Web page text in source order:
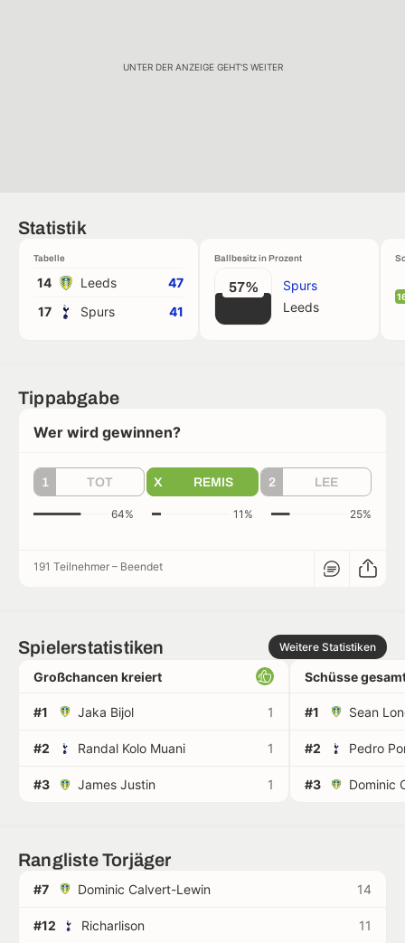
UNTER DER ANZEIGE GEHT'S WEITER
Statistik
Tabelle
14 Leeds
47
17
Spurs 41
Ballbesitz in Prozent
57%
Spurs
Leeds
Tippabgabe
Wer wird gewinnen?
1 TOT X REMIS 2 LEE
64% 11% 25%
191 Teilnehmer – Beendet
Spielerstatistiken Weitere Statistiken
Großchancen kreiert
#1 Jaka Bijol 1
#2 Randal Kolo Muani 1
#3 James Justin 1
Schüsse
#1 Sean
#2 Pedro
#3
Rangliste Torjäger
#7 Dominic Calvert-Lewin 14
#12 Richarlison 11